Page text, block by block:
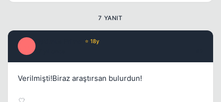
7 YANIT
⭐ 18y
Verilmişti!Biraz araştırsan bulurdun!